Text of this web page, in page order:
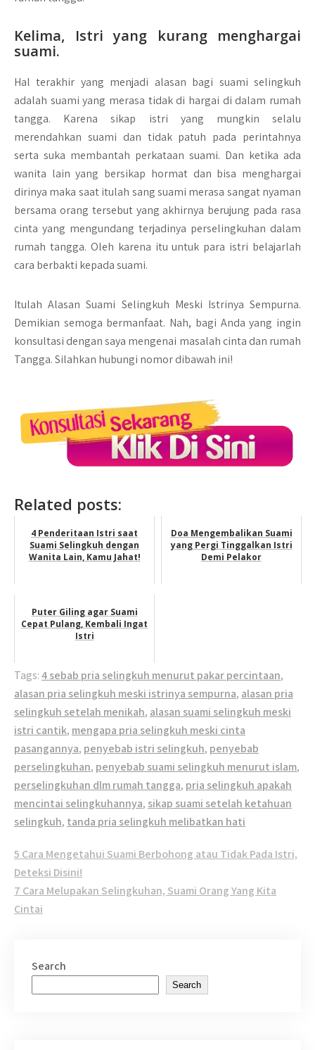
Kelima, Istri yang kurang menghargai
suami.
Hal terakhir yang menjadi alasan bagi suami selingkuh
adalah suami yang merasa tidak di hargai di dalam rumah
tangga. Karena sikap istri yang mungkin selalu
merendahkan suami dan tidak patuh pada perintahnya
serta suka membantah perkataan suami. Dan ketika ada
wanita lain yang bersikap hormat dan bisa menghargai
dirinya maka saat itulah sang suami merasa sangat nyaman
bersama orang tersebut yang akhirnya berujung pada rasa
cinta yang mengundang terjadinya perselingkuhan dalam
rumah tangga. Oleh karena itu untuk para istri belajarlah
cara berbakti kepada suami.
Itulah Alasan Suami Selingkuh Meski Istrinya Sempurna.
Demikian semoga bermanfaat. Nah, bagi Anda yang ingin
konsultasi dengan saya mengenai masalah cinta dan rumah
Tangga. Silahkan hubungi nomor dibawah ini!
Related posts:
4 Penderitaan Istri saat
Suami Selingkuh dengan
Wanita Lain, Kamu Jahat!
Doa Mengembalikan Suami
yang Pergi Tinggalkan Istri
Demi Pelakor
Puter Giling agar Suami
Cepat Pulang, Kembali Ingat
Istri
Tags:4 sebab pria selingkuh menurut pakar percintaan,
alasan pria selingkuh meski istrinya sempurna, alasan pria
selingkuh setelah menikah, alasan suami selingkuh meski
istri cantik, mengapa pria selingkuh meski cinta
pasangannya, penyebab istri selingkuh, penyebab
perselingkuhan, penyebab suami selingkuh menurut islam,
perselingkuhan dlm rumah tangga, pria selingkuh apakah
mencintai selingkuhannya, sikap suami setelah ketahuan
selingkuh, tanda pria selingkuh melibatkan hati
Post
navigation
5 Cara Mengetahui Suami Berbohong atau Tidak Pada Istri,
Deteksi Disini!
7 Cara Melupakan Selingkuhan, Suami Orang Yang Kita
Cintai
Search
Search